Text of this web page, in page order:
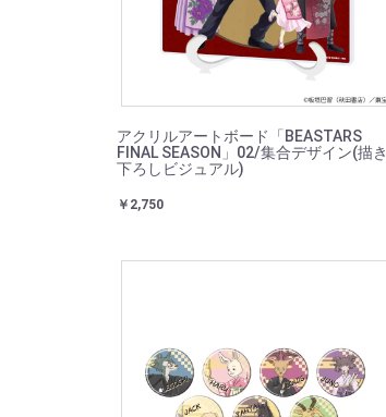
アクリルアートボード「BEASTARS
FINAL SEASON」02/集合デザイン(描き
下ろしビジュアル)
￥2,750